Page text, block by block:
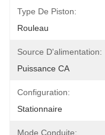
Type De Piston:
Rouleau
Source D'alimentation:
Puissance CA
Configuration:
Stationnaire
Mode Conduite: